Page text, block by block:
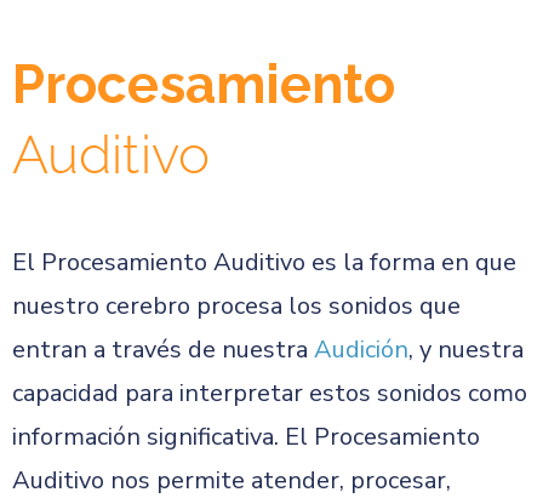
Procesamiento
Auditivo
El Procesamiento Auditivo es la forma en que
nuestro cerebro procesa los sonidos que
entran a través de nuestra Audición, y nuestra
capacidad para interpretar estos sonidos como
información significativa. El Procesamiento
Auditivo nos permite atender, procesar,